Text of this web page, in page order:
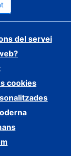
del servei
cookies